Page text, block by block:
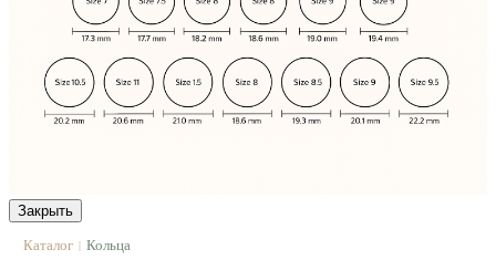
Закрыть
Каталог | Кольца